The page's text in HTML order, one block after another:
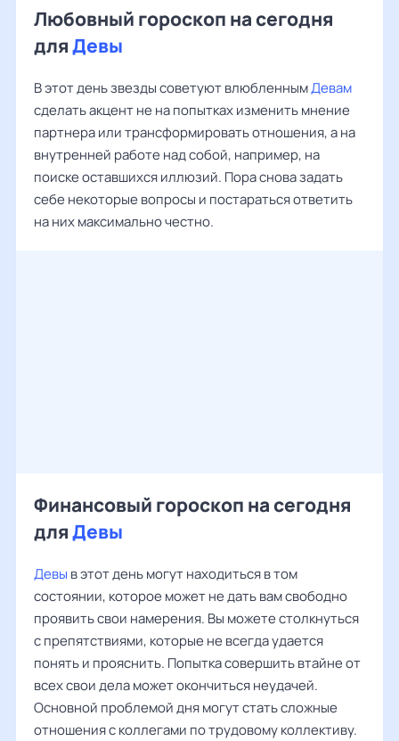
Любовный гороскоп на сегодня
дляДевы
В этот день звезды советуют влюбленнымДевам
сделать акцент не на попытках изменить мнение
партнера или трансформировать отношения, а на
внутренней работе над собой, например, на
поиске оставшихся иллюзий. Пора снова задать
себе некоторые вопросы и постараться ответить
на них максимально честно.
Финансовый гороскоп на сегодня
дляДевы
Девы в этот день могут находиться в том
состоянии, которое может не дать вам свободно
проявить свои намерения. Вы можете столкнуться
с препятствиями, которые не всегда удается
понять и прояснить. Попытка совершить втайне от
всех свои дела может окончиться неудачей.
Основной проблемой дня могут стать сложные
отношения с коллегами по трудовому коллективу.